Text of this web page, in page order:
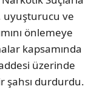
uyuşturucu ve
önlemeye
kapsamında
üzerinde
şahsı durdurdu.